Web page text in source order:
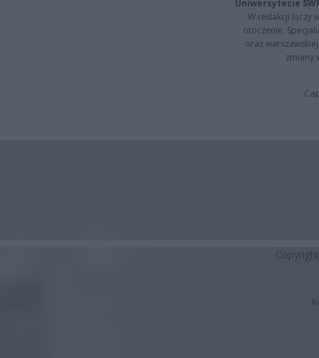
Uniwersytecie
W redakcji łączy
otoczenie.
oraz
zmiany